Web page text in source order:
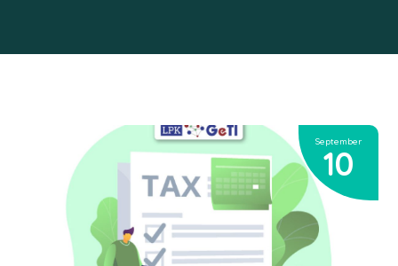
September
10